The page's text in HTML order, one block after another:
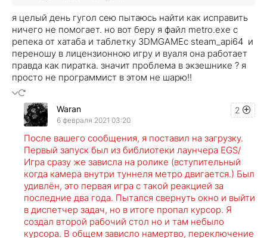
я целый день гугол сею пытаюсь найти как исправить
ничего не помогает. но вот беру я файл metro.exe с
репека от хатаба и таблетку 3DMGAMEc steam_api64 и
переношу в лицензионною игру и вуаля она работает
правда как пиратка. значит проблема в экзешнике ? я
просто не программист в этом не шарю!!
2
Waran
6 февраля 2021 03:20
После вашего сообщения, я поставил на загрузку.
Первый запуск был из библиотеки лаунчера EGS/
Игра сразу же зависла на ролике (вступительный
когда камера внутри туннеля метро двигается.) Был
удивлён, это первая игра с такой реакцией за
последние два года. Пытался свернуть окно и выйти
в диспетчер задач, но в итоге пропал курсор. Я
создал второй рабочий стол но и там небыло
курсора. В общем зависло намертво, переключение